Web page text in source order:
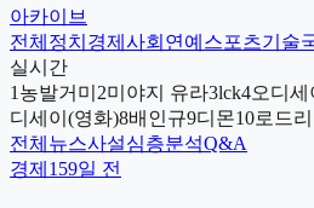
아카이브
전체 정치 경제 사회 연예 스포츠기술
실시간
1 농발거미 2미야지 유라3lck4오디세
디세이(영화)8배인규9디몬10로드리
전체 뉴스사설심층분석Q&A
경제 159일 전